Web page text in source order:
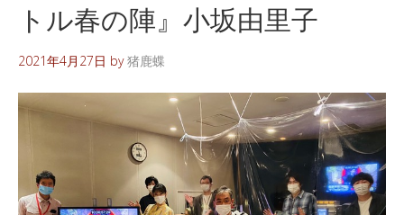
トル春の陣』小坂由里子
2021年4月27日 by猪鹿蝶